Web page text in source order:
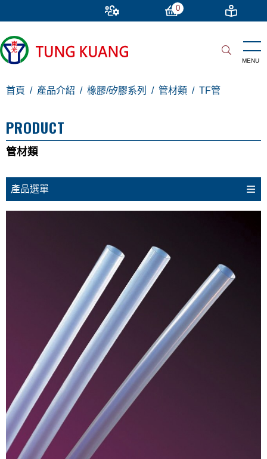
0
首頁 產品介紹 橡膠/矽膠系列 管材類 TF管
PRODUCT
管材類
產品選單